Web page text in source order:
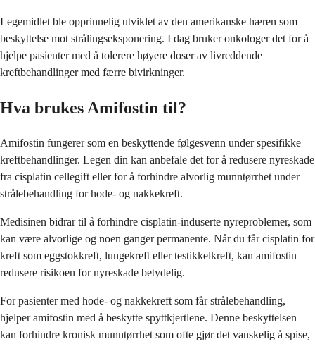
Legemidlet ble opprinnelig utviklet av den amerikanske hæren som
beskyttelse mot strålingseksponering. I dag bruker onkologer det for å
hjelpe pasienter med å tolerere høyere doser av livreddende
kreftbehandlinger med færre bivirkninger.
Hva brukes Amifostin til?
Amifostin fungerer som en beskyttende følgesvenn under spesifikke
kreftbehandlinger. Legen din kan anbefale det for å redusere nyreskade
fra cisplatin cellegift eller for å forhindre alvorlig munntørrhet under
strålebehandling for hode- og nakkekreft.
Medisinen bidrar til å forhindre cisplatin-induserte nyreproblemer, som
kan være alvorlige og noen ganger permanente. Når du får cisplatin for
kreft som eggstokkreft, lungekreft eller testikkelkreft, kan amifostin
redusere risikoen for nyreskade betydelig.
For pasienter med hode- og nakkekreft som får strålebehandling,
hjelper amifostin med å beskytte spyttkjertlene. Denne beskyttelsen
kan forhindre kronisk munntørrhet som ofte gjør det vanskelig å spise,